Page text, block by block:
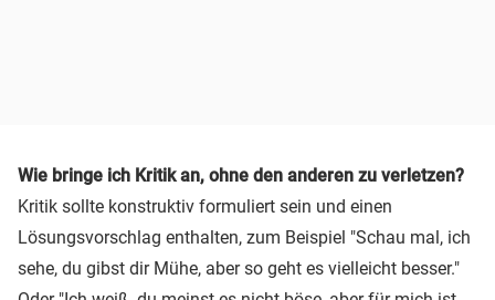
Wie bringe ich Kritik an, ohne den anderen zu verletzen?
Kritik sollte konstruktiv formuliert sein und einen
Lösungsvorschlag enthalten, zum Beispiel "Schau mal, ich
sehe, du gibst dir Mühe, aber so geht es vielleicht besser."